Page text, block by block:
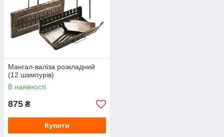
Мангал-валіза розкладний
(12 шампурів)
В наявності
875 ₴
Купити